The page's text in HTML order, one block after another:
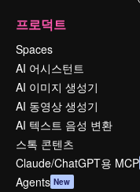
프로덕트
Spaces
AI 어시스턴트
AI 이미지 생성기
AI 동영상 생성기
AI 텍스트 음성 변환
스톡 콘텐츠
Claude/ChatGPT용 MCP
Agents New